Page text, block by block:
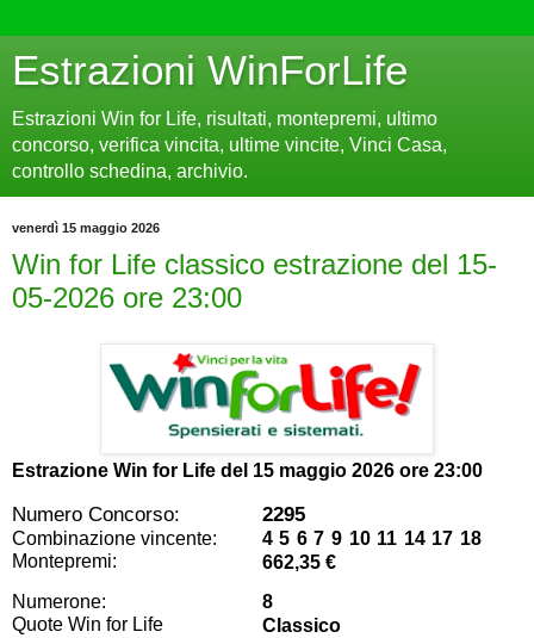
Estrazioni WinForLife
Estrazioni Win for Life, risultati, montepremi, ultimo
concorso, verifica vincita, ultime vincite, Vinci Casa,
controllo schedina, archivio.
venerdì 15 maggio 2026
Win for Life classico estrazione del 15-
05-2026 ore 23:00
Estrazione Win for Life del 15 maggio 2026 ore 23:00
Numero Concorso: 2295
Combinazione vincente:
4 5 6 7 9 10 11 14 17 18
Montepremi:
662,35 €
Numerone:
8
Quote Win for Life
Classico